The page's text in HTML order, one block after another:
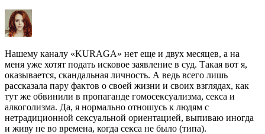
Нашему каналу «KURAGA» нет еще и двух месяцев, а на
меня уже хотят подать исковое заявление в суд. Такая вот я,
оказывается, скандальная личность. А ведь всего лишь
рассказала пару фактов о своей жизни и своих взглядах, как
тут же обвинили в пропаганде гомосексуализма, секса и
алкоголизма. Да, я нормально отношусь к людям с
нетрадиционной сексуальной ориентацией, выпиваю иногда
и живу не во времена, когда секса не было (типа).